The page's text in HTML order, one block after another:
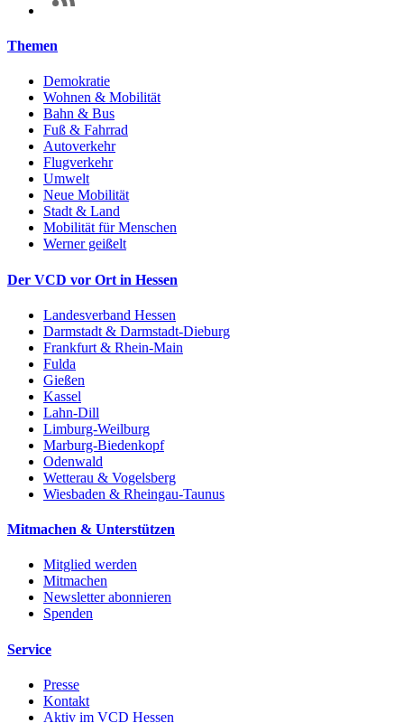
Themen
Demokratie
Wohnen & Mobilität
Bahn & Bus
Fuß & Fahrrad
Autoverkehr
Flugverkehr
Umwelt
Neue Mobilität
Stadt & Land
Mobilität für Menschen
Werner geißelt
Der VCD vor Ort in Hessen
Landesverband Hessen
Darmstadt & Darmstadt-Dieburg
Frankfurt & Rhein-Main
Fulda
Gießen
Kassel
Lahn-Dill
Limburg-Weilburg
Marburg-Biedenkopf
Odenwald
Wetterau & Vogelsberg
Wiesbaden & Rheingau-Taunus
Mitmachen & Unterstützen
Mitglied werden
Mitmachen
Newsletter abonnieren
Spenden
Service
Presse
Kontakt
Aktiv im VCD Hessen